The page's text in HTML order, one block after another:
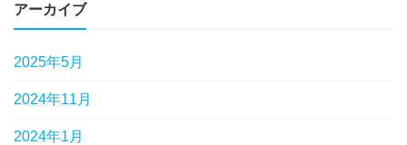
アーカイブ
2025年5月
2024年11月
2024年1月